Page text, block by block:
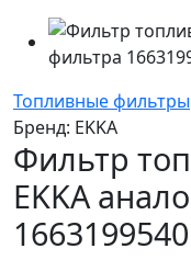
Топливные фильтры
Бренд: EKKA
Фильтр
EKKA